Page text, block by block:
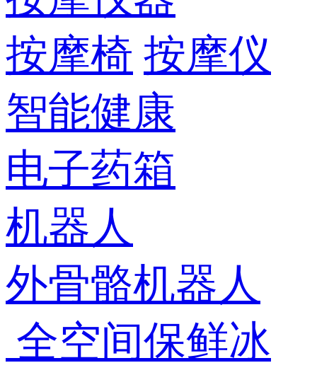
按摩椅 按摩仪
智能健康
电子药箱
机器人
外骨骼机器人
全空间保鲜冰